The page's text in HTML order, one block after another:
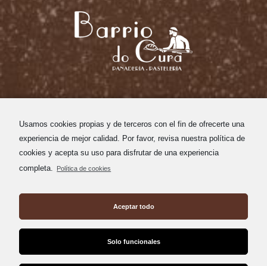
Usamos cookies propias y de terceros con el fin de ofrecerte una
experiencia de mejor calidad. Por favor, revisa nuestra política de
cookies y acepta su uso para disfrutar de una experiencia
completa.
Política de cookies
Aceptar todo
Solo funcionales
Aviso legal
Política de cookies